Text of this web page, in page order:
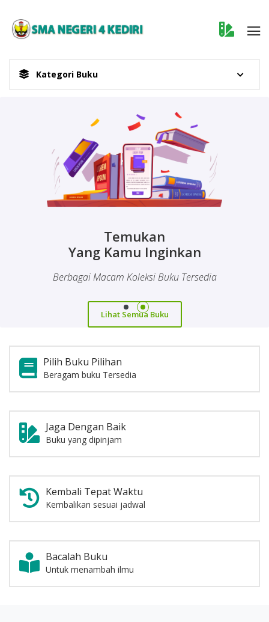
Kategori Buku
Selamat Datang Di
E-Perpus SMA NEGERI 4 KEDIRI
Lihat Semua Buku
Temukan
Yang Kamu Inginkan
Berbagai Macam Koleksi Buku Tersedia
Lihat Semua Buku
Pilih Buku Pilihan
Beragam buku Tersedia
Jaga Dengan Baik
Buku yang dipinjam
Kembali Tepat Waktu
Kembalikan sesuai jadwal
Bacalah Buku
Untuk menambah ilmu